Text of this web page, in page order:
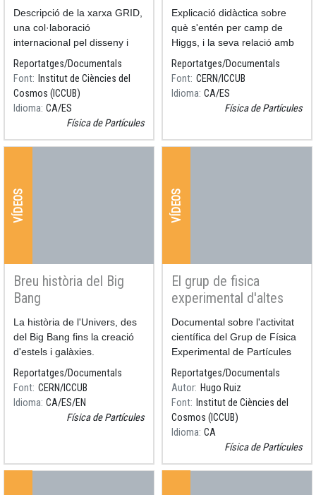
Resum
Descripció de la xarxa GRID,
una col·laboració
internacional pel disseny i
manteniment d'una
infraestructura d'anàlisi
computacional i
emmagatzemament de
dades utilitzada pels físics
Reportatges/Documentals
Font
Institut de Ciències del
Cosmos (ICCUB)
Idioma CA ES
Física de Partícules
Resum
Explicació didàctica sobre
què s'entén per camp de
Higgs, i la seva relació amb
la massa de les partícules
fonamentals.
Reportatges/Documentals
Font CERN/ICCUB
Idioma CA ES
Física de Partícules
VÍDEOS
Breu història del Big
Bang
Resum
La història de l'Univers, des
del Big Bang fins la creació
d'estels i galàxies.
Versió catalana al Youtube
Reportatges/Documentals
Font CERN/ICCUB
Idioma CA ES EN
Física de Partícules
VÍDEOS
El grup de fisica
experimental d'altes
energies de la UB
Resum
Documental sobre l'activitat
científica del Grup de Física
Experimental de Partícules
de la UB (2010).
Reportatges/Documentals
Autor Hugo Ruiz
Font
Institut de Ciències del
Cosmos (ICCUB)
Idioma CA
Física de Partícules